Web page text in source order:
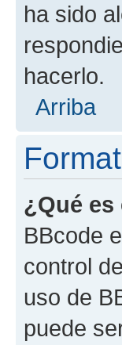
ha sido
hacerlo.
Arriba
¿Qué
BBcode
control
uso de
puede